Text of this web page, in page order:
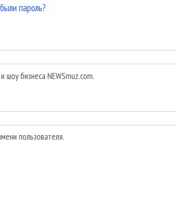
вкладка)пароль?
шоу бизнеса NEWSmuz.com.
пользователя.